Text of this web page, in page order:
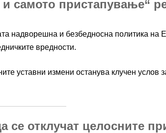
самото пристапување“
надворешна и безбедносна политика на
вредности.
уставни измени останува клучен услов
се отклучат целосните